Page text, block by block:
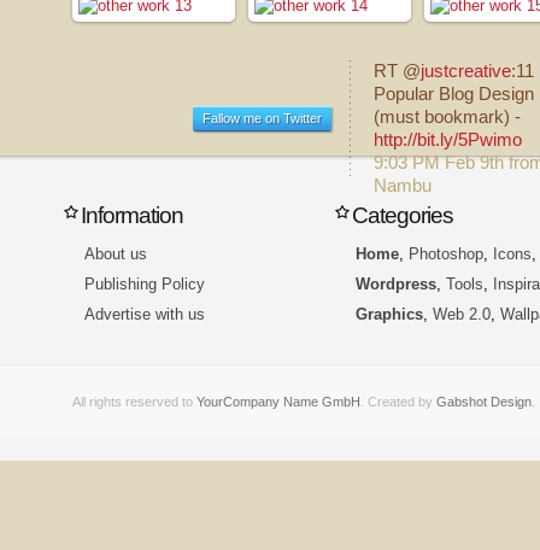
Fallow me on Twitter
RT @justcreative:11
Popular Blog Design
(must bookmark) -
http://bit.ly/5Pwimo
9:03 PM Feb 9th
Nambu
Information
About us
Publishing Policy
Advertise with us
Categories
Home Photoshop Icons
Wordpress Tools
Graphics Web 2.0
All rights reserved to YourCompany Name GmbH . Created by Gabshot Design